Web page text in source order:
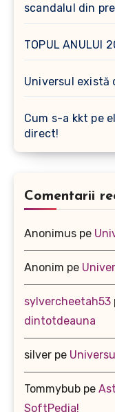
scandalul din
TOPUL ANULUI
Universul există
Cum s-a kkt pe
direct!
Comentarii
Anonimus pe
Anonim pe
sylvercheetah53
dintotdeauna
silver pe
Tommybub pe
SoftPedia!